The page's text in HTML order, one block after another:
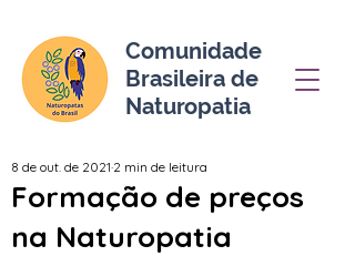
Comunidade
Brasileira de
Naturopatia
Formação de preços
na Naturopatia
8 de out. de 2021 2 min de leitura